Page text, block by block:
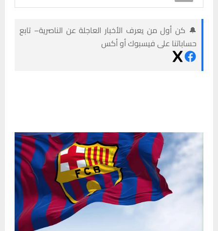
🔔 كن أول من يعرف الأخبار العاجلة عن الناصرية– تابع
حساباتنا على فيسبوك أو أكس